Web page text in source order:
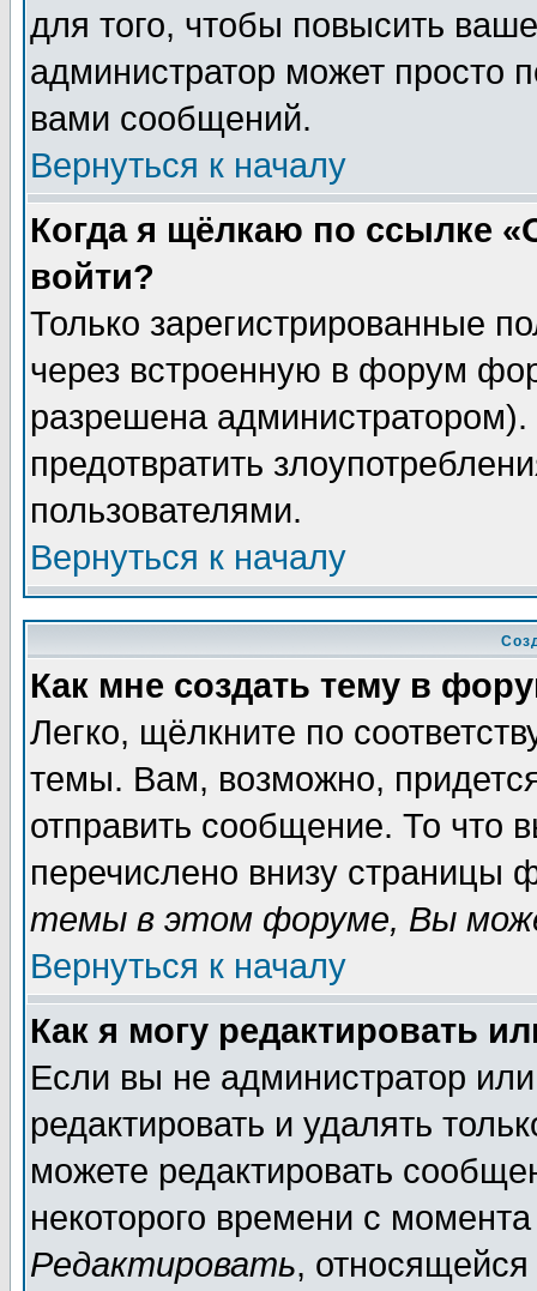
для того, чтобы повысить
администратор может просто
вами сообщений.
Вернуться к началу
Когда я щёлкаю по ссылке
войти?
Только зарегистрированные
через встроенную в форум
разрешена
предотвратить
пользователями.
Вернуться к началу
Как мне создать тему в
Легко, щёлкните по
темы. Вам, возможно,
отправить сообщение. То что
перечислено внизу страницы
темы в этом форуме, Вы
Вернуться к началу
Как я могу редактировать
Если вы не администратор
редактировать и удалять
можете редактировать
некоторого времени с
Редактировать,